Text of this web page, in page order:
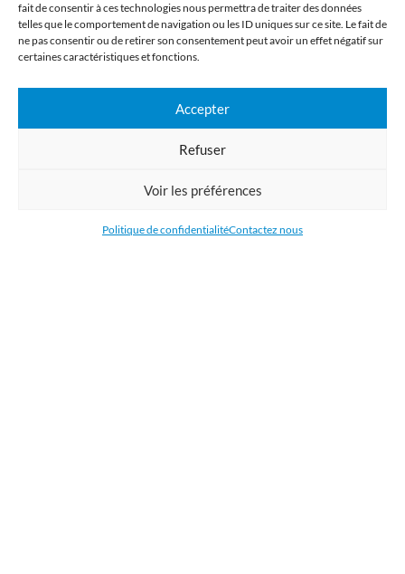
fait de consentir à ces technologies nous permettra de traiter des données
telles que le comportement de navigation ou les ID uniques sur ce site. Le fait de
ne pas consentir ou de retirer son consentement peut avoir un effet négatif sur
certaines caractéristiques et fonctions.
Accepter
Refuser
Voir les préférences
Politique de confidentialitéContactez nous
Imprimerie numérique grand format
entreprise. Nous imprimons : bâche, tissu, film adhésive, drapeau,
Belgique, aux Pays-Bas et au Luxembourg et dans la plupart des pays de